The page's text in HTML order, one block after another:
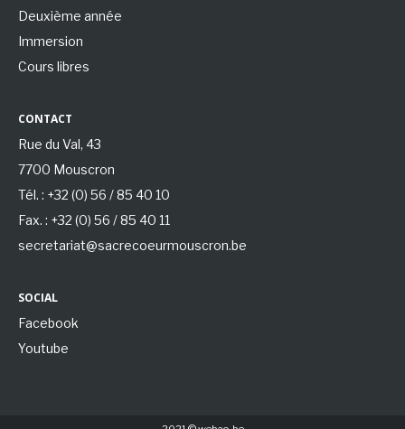
Deuxième année
Immersion
Cours libres
CONTACT
Rue du Val, 43
7700 Mouscron
Tél. : +32 (0) 56 / 85 40 10
Fax. : +32 (0) 56 / 85 40 11
secretariat@sacrecoeurmouscron.be
SOCIAL
Facebook
Youtube